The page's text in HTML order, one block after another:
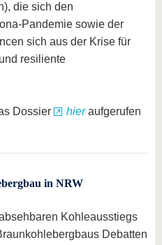
die sich den
Pandemie sowie der
sich aus der Krise für
resiliente
Dossier hieraufgerufen
in NRW
Kohleausstiegs
Debatten